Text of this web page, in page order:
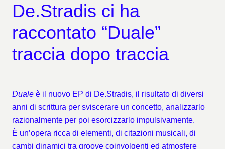
De.Stradis ci ha
raccontato “Duale”
traccia dopo traccia
Duale è il nuovo EP di De.Stradis, il risultato di diversi
anni di scrittura per sviscerare un concetto, analizzarlo
razionalmente per poi esorcizzarlo impulsivamente.
È un’opera ricca di elementi, di citazioni musicali, di
cambi dinamici tra groove coinvolgenti ed atmosfere